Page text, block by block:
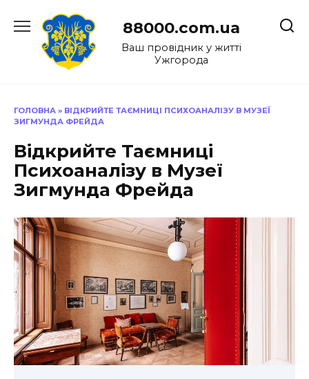
до
88000.com.ua
Ваш провідник у житті
Ужгорода
ГОЛОВНА » ВІДКРИЙТЕ ТАЄМНИЦІ ПСИХОАНАЛІЗУ В МУЗЕЇ
ЗИГМУНДА ФРЕЙДА
Відкрийте Таємниці
Психоаналізу в Музеї
Зигмунда Фрейда